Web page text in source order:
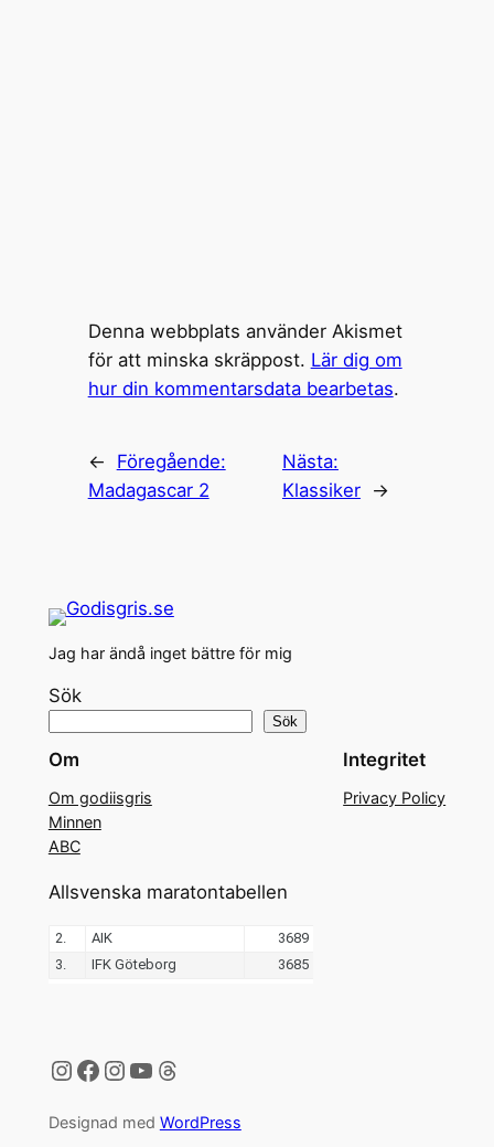
Denna webbplats använder Akismet
för att minska skräppost. Lär dig om
hur din kommentarsdata bearbetas.
←
Föregående:
Madagascar 2
Nästa:
Klassiker
→
Jag har ändå inget bättre för mig
Sök
Sök
Om
Om godiisgris
Minnen
ABC
Integritet
Privacy Policy
Allsvenska maratontabellen
Instagram
Facebook
Instagram
YouTube
Threads
Designad med WordPress